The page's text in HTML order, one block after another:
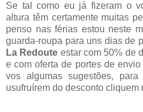
Se tal como eu já fizeram o
altura têm certamente muitas
penso nas férias estou neste
guarda-roupa para uns dias de
La Redoute estar com 50% de
e com oferta de portes de envio
vos algumas sugestões,
usufruírem do desconto cliquem